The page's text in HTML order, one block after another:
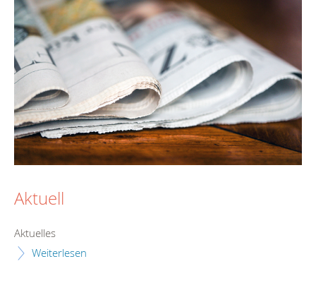
Aktuell
Aktuelles
Weiterlesen